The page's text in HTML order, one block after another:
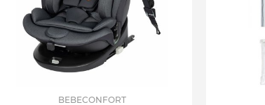
BEBECONFORT